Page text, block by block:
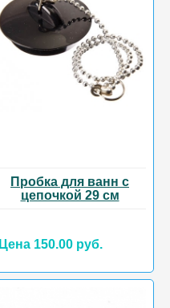
Пробка для ванн с
цепочкой 29 см
Цена 150.00 руб.